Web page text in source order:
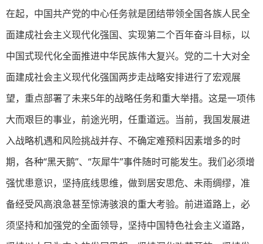
在起，中国共产党的中心任务就是团结带领全国各族人民全
面建成社会主义现代化强国、实现第二个百年奋斗目标，以
中国式现代化全面推进中华民族伟大复兴。党的二十大对全
面建成社会主义现代化强国两步走战略安排进行了宏观展
望，重点部署了未来5年的战略任务和重大举措。这是一项伟
大而艰巨的事业，前途光明，任重道远。当前，我国发展进
入战略机遇和风险挑战并存、不确定难预料因素增多的时
期，各种“黑天鹅”、“灰犀牛”事件随时可能发生。我们必须增
强忧患意识，坚持底线思维，做到居安思危、未雨绸缪，准
备经受风高浪急甚至惊涛骇浪的重大考验。前进道路上，必
须坚持和加强党的全面领导，坚持中国特色社会主义道路，